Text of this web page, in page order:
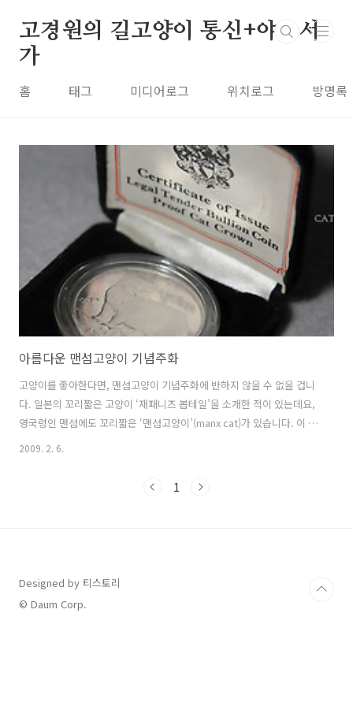
고경원의 길고양이 통신+야옹서
가
홈 태그 미디어로그 위치로그 방명록
아름다운 맨섬고양이 기념주화
고양이를 좋아한다면, 맨섬고양이 기념주화에 반하지 않을 수 없을 겁니
다. 일본의 꼬리짧은 고양이 ‘재패니즈 봅테일’을 소개한 적이 있는데요,
영국령인 맨섬에도 꼬리짧은 ‘맨섬고양이’(manx cat)가 있습니다. 이 맨
섬고양이를 기려 1988년부터 제작된 고양이 기념주화에는, 매년 다른 종
화에는 금화, 은화, 백동화의 세 가지 버전이 있고, 이것의 변종으로 고양
2009. 2. 6.
1
Designed by 티스토리
© Daum Corp.